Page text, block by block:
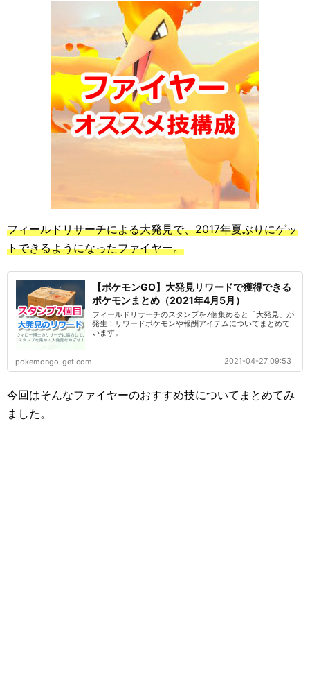
フィールドリサーチによる大発見で、2017年夏ぶりにゲッ
トできるようになったファイヤー。
【ポケモンGO】大発見リワードで獲得できる
ポケモンまとめ（2021年4月5月）
フィールドリサーチのスタンプを7個集めると「大発見」が
発生！リワードポケモンや報酬アイテムについてまとめて
います。
pokemongo-get.com 2021-04-27 09:53
今回はそんなファイヤーのおすすめ技についてまとめてみ
ました。